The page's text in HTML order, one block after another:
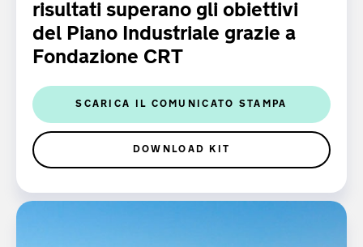
risultati superano gli obiettivi
del Piano Industriale grazie a
Fondazione CRT
SCARICA IL COMUNICATO STAMPA
DOWNLOAD KIT